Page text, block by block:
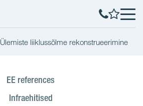
Ülemiste liiklussõlme rekonstrueerimine
EE references
Infraehitised